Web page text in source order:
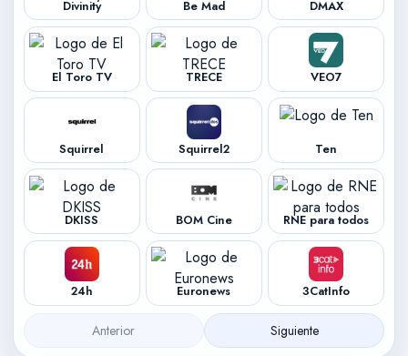
Divinity Be Mad DMAX
El Toro TV TRECE VEO7
Squirrel Squirrel2 Ten
DKISS BOM Cine RNE para todos
24h Euronews 3CatInfo
Anterior Siguiente